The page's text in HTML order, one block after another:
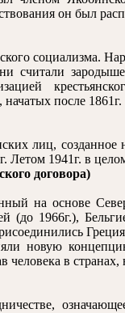
он был
социализма.
считали
после 1861г.
лиц,
Летом 1941г. в
договора)
на основе
1966г.),
новую
в